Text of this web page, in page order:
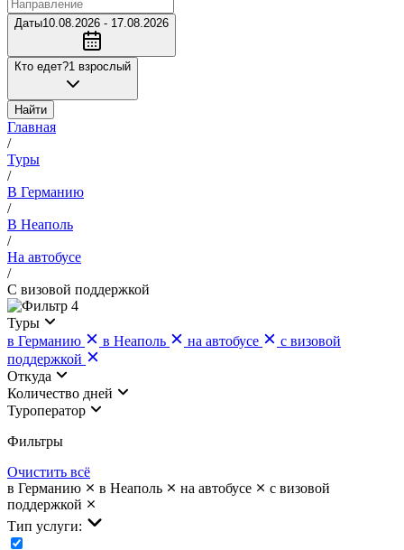
Даты10.08.2026 - 17.08.2026
Кто едет?1 взрослый
Найти
Главная
/
Туры
/
В Германию
/
В Неаполь
/
На автобусе
/
С визовой поддержкой
4
Туры
в Германию
в Неаполь на автобусе
с визовой
поддержкой
Откуда
Количество дней
Туроператор
Фильтры
Очистить всё
в Германию
в Неаполь на автобусе
с визовой
поддержкой
Тип услуги: